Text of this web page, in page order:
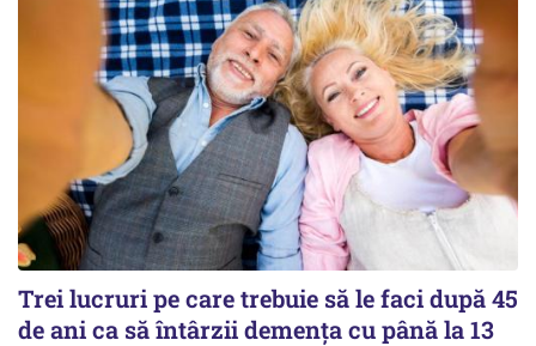
Trei lucruri pe care trebuie să le faci după 45
de ani ca să întârzii demența cu până la 13